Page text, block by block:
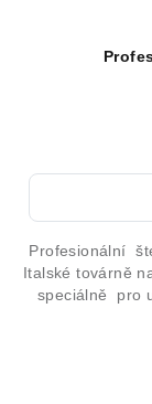
Profesionální
Italské továrně
speciálně pro